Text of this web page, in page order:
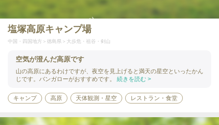
塩塚高原キャンプ場
中国・四国地方 徳島県 大歩危・祖谷・剣山
空気が澄んだ高原です
山の高原にあるわけですが、夜空を見上げると満天の星空といったかん
じです。バンガローがおすすめです。
続きを読む >
キャンプ 高原 天体観測・星空 レストラン・食堂